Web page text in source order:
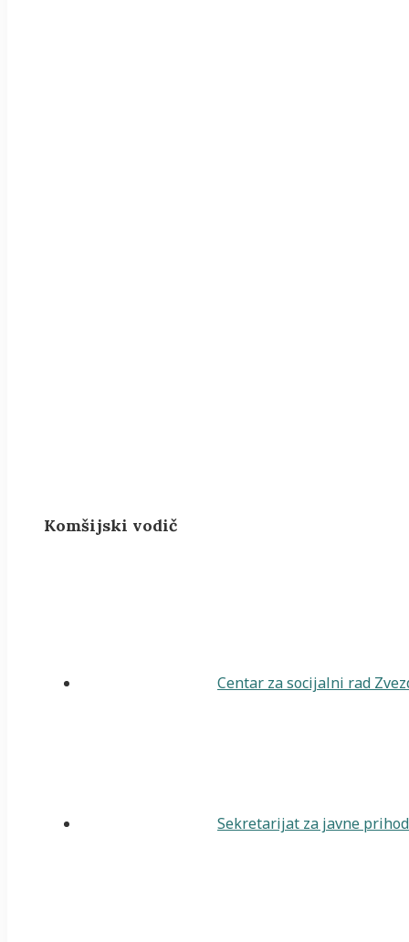
Komšijski vodič
Centar za socijalni rad
Sekretarijat za javne